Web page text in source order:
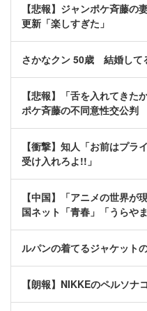
【悲報】ジャンポケ斉藤
更新「楽しすぎた」
さかなクン 50歳 結婚して
【悲報】「舌を入れてきた
ポケ斉藤の不同意性交公判
【衝撃】知人「お前はプ
受け入れろよ!!」
【中国】「アニメの世界が
国ネット「青春」「うらや
ルパンの着てるジャケット
【朗報】NIKKEのペルソナ